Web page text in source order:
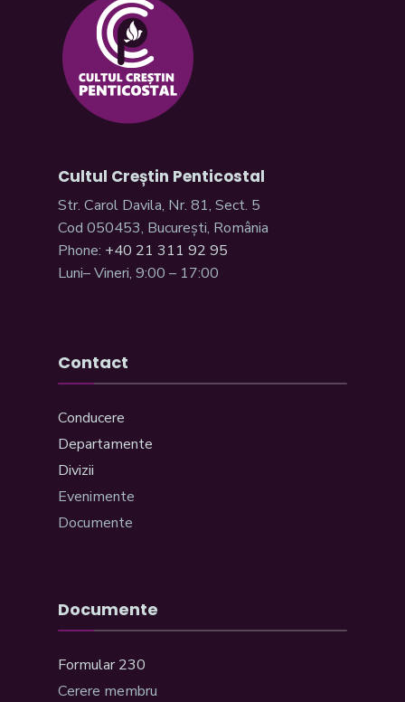
Cultul Creștin Penticostal
Str. Carol Davila, Nr. 81, Sect. 5
Cod 050453, București, România
Phone: +40 21 311 92 95
Luni– Vineri, 9:00 – 17:00
Contact
Conducere
Departamente
Divizii
Evenimente
Documente
Documente
Formular 230
Cerere membru